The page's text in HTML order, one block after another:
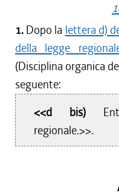
1. Dopo la lettera d)
della legge
(Disciplina organica
seguente:
<<d bis)
regionale.>>.